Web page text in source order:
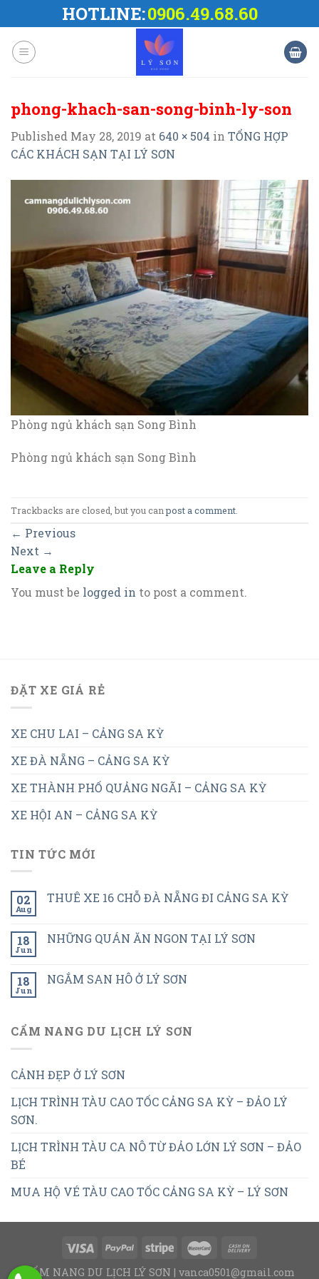
to
content
HOTLINE:0906.49.68.60
phong-khach-san-song-binh-ly-son
Published May 28, 2019 at 640 × 504 in TỔNG HỢP
CÁC KHÁCH SẠN TẠI LÝ SƠN
Phòng ngủ khách sạn Song Bình
Phòng ngủ khách sạn Song Bình
Trackbacks are closed, but you canpost a comment
← Previous
Next →
Leave a Reply
You must be logged in to post a comment.
ĐẶT XE GIÁ RẺ
XE CHU LAI – CẢNG SA KỲ
XE ĐÀ NẴNG – CẢNG SA KỲ
XE THÀNH PHỐ QUẢNG NGÃI – CẢNG SA KỲ
XE HỘI AN – CẢNG SA KỲ
TIN TỨC MỚI
02
Aug
THUÊ XE 16 CHỖ ĐÀ NẴNG ĐI CẢNG SA KỲ
18
Jun
NHỮNG QUÁN ĂN NGON TẠI LÝ SƠN
18
Jun
NGẮM SAN HÔ Ở LÝ SƠN
CẨM NANG DU LỊCH LÝ SƠN
CẢNH ĐẸP Ở LÝ SƠN
LỊCH TRÌNH TÀU CAO TỐC CẢNG SA KỲ – ĐẢO LÝ
SƠN.
LỊCH TRÌNH TÀU CA NÔ TỪ ĐẢO LỚN LÝ SƠN – ĐẢO
BÉ
MUA HỘ VÉ TÀU CAO TỐC CẢNG SA KỲ – LÝ SƠN
CẨM NANG DU LỊCH LÝ SƠN | vanca0501@gmail.com